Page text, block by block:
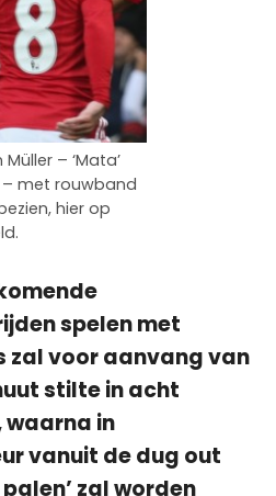
– ‘Mata’
met rouwband
hier op
spelen met
zal voor aanvang van
stilte in acht
waarna in
vanuit de dug out
zal worden